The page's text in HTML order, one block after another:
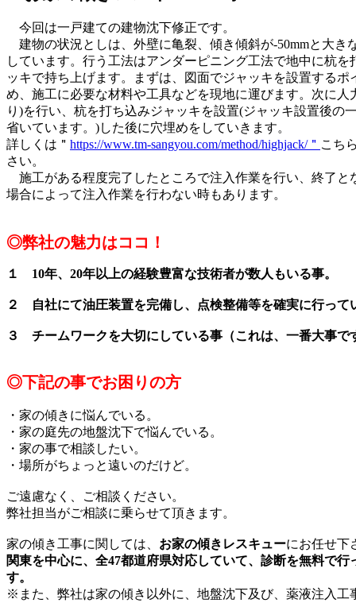
今回は一戸建ての建物沈下修正です。
建物の状況としは、外壁に亀裂、傾き傾斜が-50mmと大き
しています。行う工法はアンダーピニング工法で地中に杭を
ッキで持ち上げます。まずは、図面でジャッキを設置するポ
め、施工に必要な材料や工具などを現地に運びます。次に人
り)を行い、杭を打ち込みジャッキを設置(ジャッキ設置後の
省いています。)した後に穴埋めをしていきます。
詳しくは＂ https://www.tm-sangyou.com/method/highjack/＂ こち
さい。
施工がある程度完了したところで注入作業を行い、終了
場合によって注入作業を行わない時もあります。
◎弊社の魅力はココ！
１ 10年、20年以上の経験豊富な技術者が数人もいる事。
２ 自社にて油圧装置を完備し、点検整備等を確実に行って
３ チームワークを大切にしている事（これは、一番大事で
◎下記の事でお困りの方
・家の傾きに悩んでいる。
・家の庭先の地盤沈下で悩んでいる。
・家の事で相談したい。
・場所がちょっと遠いのだけど。
ご遠慮なく、ご相談ください。
弊社担当がご相談に乗らせて頂きます。
家の傾き工事に関しては、 お家の傾きレスキューにお任せ下
関東を中心に、全47都道府県対応していて、 診断を無料で行
す。
※また、弊社は家の傾き以外に、地盤沈下及び、薬液注入工